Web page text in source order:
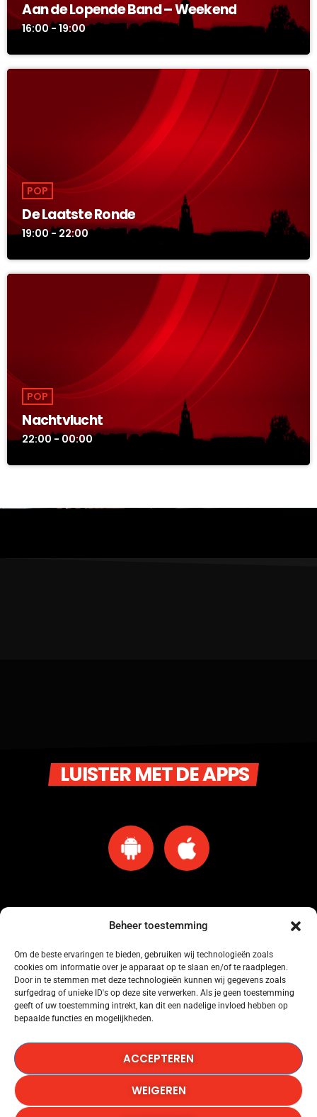
Beheer toestemming
Om de beste ervaringen te bieden, gebruiken wij technologieën zoals
cookies om informatie over je apparaat op te slaan en/of te raadplegen.
Door in te stemmen met deze technologieën kunnen wij gegevens zoals
surfgedrag of unieke ID's op deze site verwerken. Als je geen toestemming
geeft of uw toestemming intrekt, kan dit een nadelige invloed hebben op
bepaalde functies en mogelijkheden.
ACCEPTEREN
WEIGEREN
Aan de Lopende Band – Weekend
16:00 - 19:00
POP
De Laatste Ronde
19:00 - 22:00
POP
Nachtvlucht
22:00 - 00:00
LUISTER MET DE APPS
Omroep Amersfoort heeft een licentie voor muziekgebruik bij Buma Stemra
onder nummer: 53184845.
Omroep Amersfoort heeft een licentie voor muziekgebruik bij SENA onder
Omroep Amersfoort heeft een licentie voor het gebruik van Het Radionieuws.
Copyright © 1986-2026, Omroep Amersfoort, All Rights